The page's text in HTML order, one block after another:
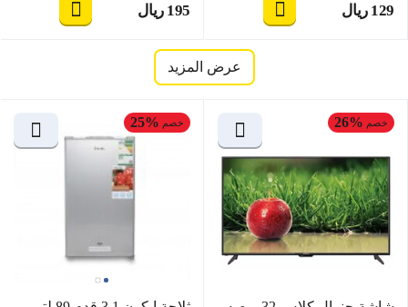
ريال ‍129‍ ريال ‍195‍
عرض المزيد
خصم 26% خصم 25%